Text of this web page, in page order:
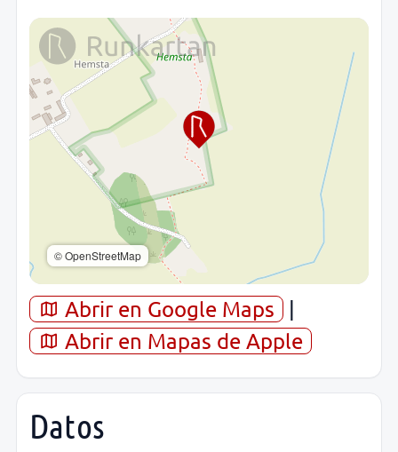
© OpenStreetMap
Abrir en Google Maps
|
Abrir en Mapas de Apple
Datos